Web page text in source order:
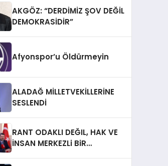
AKGÖZ: “DERDİMİZ ŞOV DEĞİL
DEMOKRASİDİR”
Afyonspor’u Öldürmeyin
ALADAĞ MİLLETVEKİLLERİNE
SESLENDİ
RANT ODAKLI DEĞIL, HAK VE
İNSAN MERKEZLi BiR